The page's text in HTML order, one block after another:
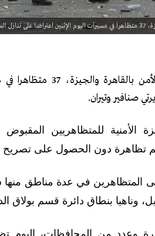
وتيران.
اعتقلت قوات الأمن
صنافير وتيران.
الأمنية للمتظاهريين
تظاهرة دون الحصول على تصريح
المتظاهرين في عدة مناطق منها
وناهيا بنطاق دائرة قسم بولاق